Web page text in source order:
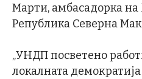
Марти, амбасадорка на
Република Северна
„УНДП посветено
локалната